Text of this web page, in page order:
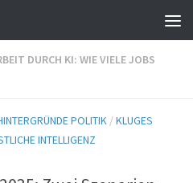
DURCH KI: WIE VIELE JOBS
POLITIK /KLUGES
INTELLIGENZ